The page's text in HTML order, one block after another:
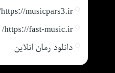
https://musicpars3.ir/
https://fast-music.ir/
دانلود رمان انلاین